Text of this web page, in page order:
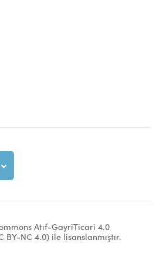
Atıf-GayriTicari 4.0
BY-NC 4.0) ile lisanslanmıştır.